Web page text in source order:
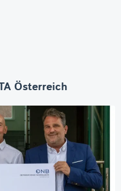
Österreich